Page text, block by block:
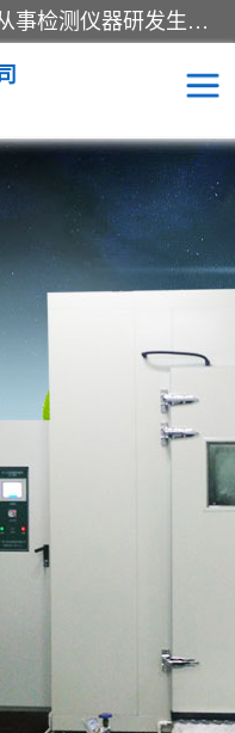
湖南兰思仪器有限公司是一家从事检测仪器研发生产销售和维修保养服务的综合型企业，产品符合国际标准可按需定制专业售前售后工程师，主要有门窗性能体验箱、门窗隔音展示箱、恒温恒湿试验箱、步入式恒温恒湿房、高低温试验箱、老化试验箱、老化试验房、恒温恒湿培养箱、水泥标准养护试验箱、电热鼓风干燥试验箱、真空干燥箱、工业烤箱、盐雾腐蚀试验箱等。
恒温恒湿试验箱
门窗体验箱